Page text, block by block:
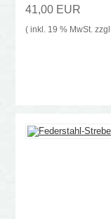
41,00 EUR
( inkl. 19 % MwSt. zzgl.